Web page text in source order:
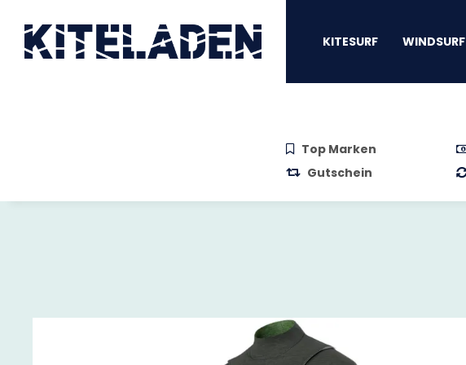
KITESURF WINDSURF
Top Marken
Gutschein